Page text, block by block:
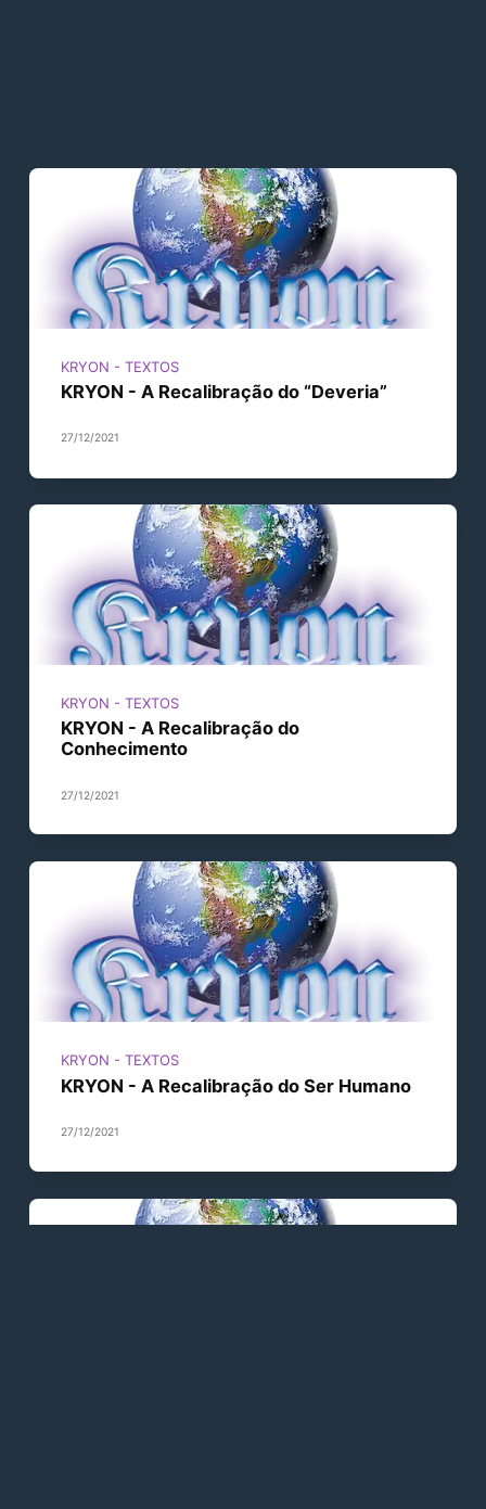
KRYON - TEXTOS
KRYON - A Recalibração do “Deveria”
27/12/2021
KRYON - TEXTOS
KRYON - A Recalibração do
Conhecimento
27/12/2021
KRYON - TEXTOS
KRYON - A Recalibração do Ser Humano
27/12/2021